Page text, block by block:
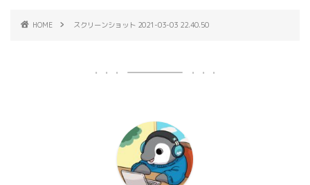
HOME スクリーンショット 2021-03-03 22.40.50